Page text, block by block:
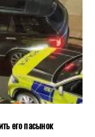
его пасынок